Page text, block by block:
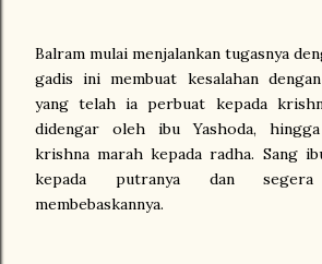
Balram mulai menjalankan tugasnya
gadis ini membuat kesalahan
yang telah ia perbuat kepada
didengar oleh ibu Yashoda,
krishna marah kepada radha. Sang
kepada putranya dan
membebaskannya.